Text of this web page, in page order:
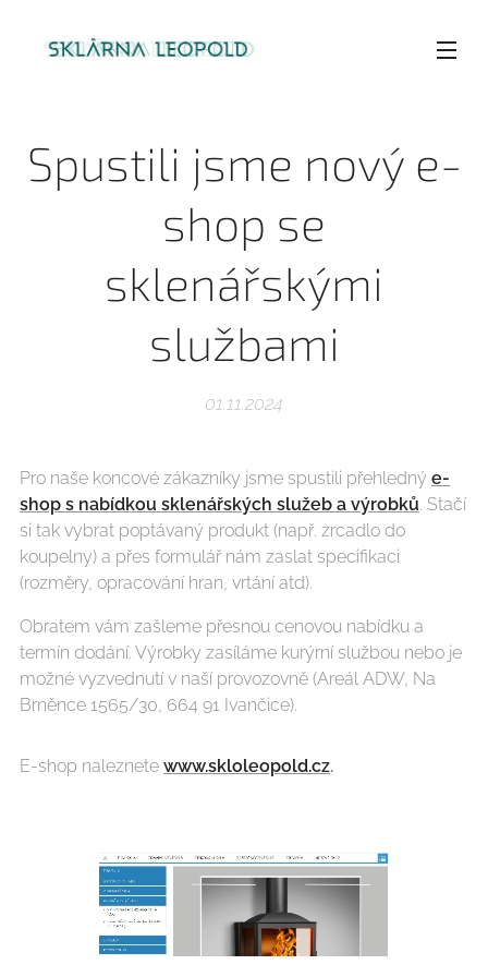
Spustili jsme nový e-
shop se
sklenářskými
službami
01.11.2024
Pro naše koncové zákazníky jsme spustili přehledný e-
shop s nabídkou sklenářských služeb a výrobků. Stačí
si tak vybrat poptávaný produkt (např. zrcadlo do
koupelny) a přes formulář nám zaslat specifikaci
(rozměry, opracování hran, vrtání atd).
Obratem vám zašleme přesnou cenovou nabídku a
termín dodání. Výrobky zasíláme kurýrní službou nebo je
možné vyzvednutí v naší provozovně (Areál ADW, Na
Brněnce 1565/30, 664 91 Ivančice).
E-shop naleznete www.skloleopold.cz.